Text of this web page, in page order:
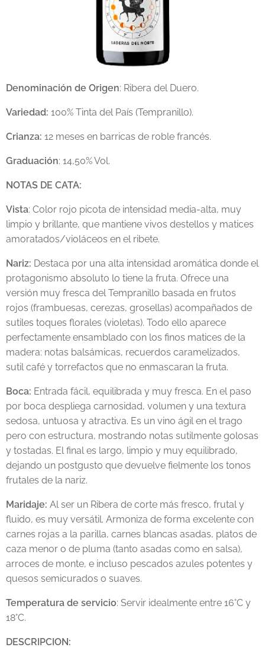
Denominación de Origen: Ribera del Duero.
Variedad: 100% Tinta del País (Tempranillo).
Crianza: 12 meses en barricas de roble francés.
Graduación: 14,50% Vol.
NOTAS DE CATA:
Vista: Color rojo picota de intensidad media-alta, muy
limpio y brillante, que mantiene vivos destellos y matices
amoratados/violáceos en el ribete.
Nariz: Destaca por una alta intensidad aromática donde el
protagonismo absoluto lo tiene la fruta. Ofrece una
versión muy fresca del Tempranillo basada en frutos
rojos (frambuesas, cerezas, grosellas) acompañados de
sutiles toques florales (violetas). Todo ello aparece
perfectamente ensamblado con los finos matices de la
madera: notas balsámicas, recuerdos caramelizados,
sutil café y torrefactos que no enmascaran la fruta.
Boca: Entrada fácil, equilibrada y muy fresca. En el paso
por boca despliega carnosidad, volumen y una textura
sedosa, untuosa y atractiva. Es un vino ágil en el trago
pero con estructura, mostrando notas sutilmente golosas
y tostadas. El final es largo, limpio y muy equilibrado,
dejando un postgusto que devuelve fielmente los tonos
frutales de la nariz.
Maridaje: Al ser un Ribera de corte más fresco, frutal y
fluido, es muy versátil. Armoniza de forma excelente con
carnes rojas a la parilla, carnes blancas asadas, platos de
caza menor o de pluma (tanto asadas como en salsa),
arroces de monte, e incluso pescados azules potentes y
quesos semicurados o suaves.
Temperatura de servicio: Servir idealmente entre 16°C y
18°C.
DESCRIPCION: